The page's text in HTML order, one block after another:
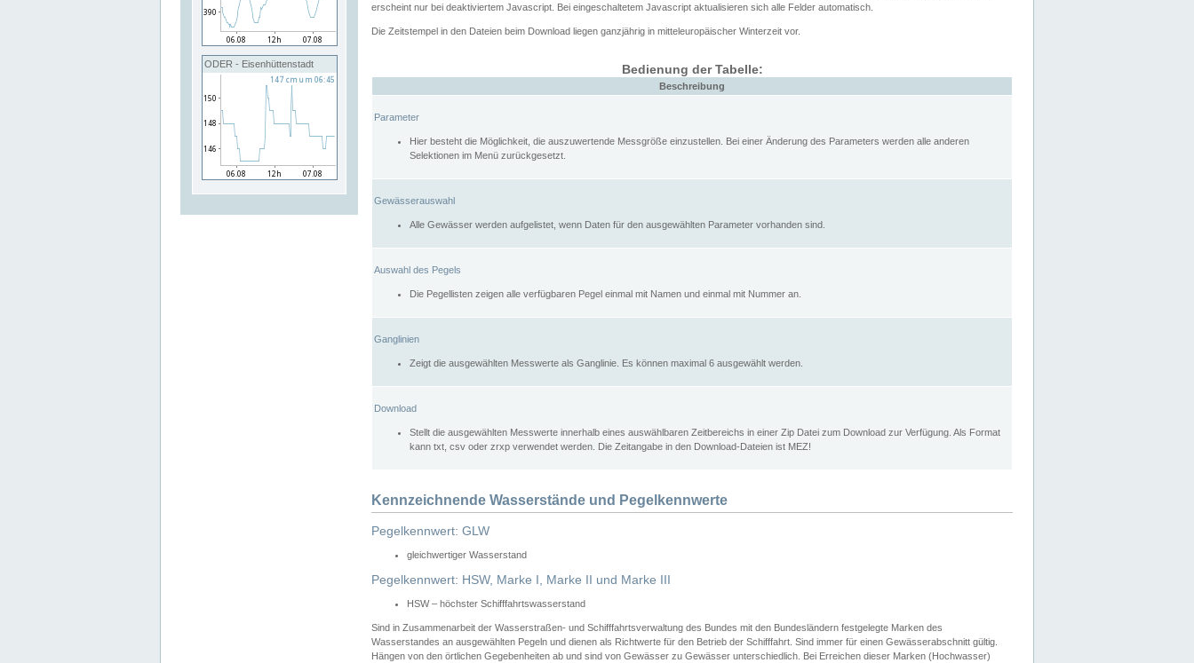
ODER - Eisenhüttenstadt
erscheint nur bei deaktiviertem Javascript. Bei eingeschaltetem Javascript aktualisieren sich alle Felder automatisch.
Die Zeitstempel in den Dateien beim Download liegen ganzjährig in mitteleuropäischer Winterzeit vor.
Bedienung der Tabelle:
Beschreibung
Parameter
Hier besteht die Möglichkeit, die auszuwertende Messgröße einzustellen. Bei einer Änderung des Parameters werden alle anderen
Selektionen im Menü zurückgesetzt.
Gewässerauswahl
Alle Gewässer werden aufgelistet, wenn Daten für den ausgewählten Parameter vorhanden sind.
Auswahl des Pegels
Die Pegellisten zeigen alle verfügbaren Pegel einmal mit Namen und einmal mit Nummer an.
Ganglinien
Zeigt die ausgewählten Messwerte als Ganglinie. Es können maximal 6 ausgewählt werden.
Download
Stellt die ausgewählten Messwerte innerhalb eines auswählbaren Zeitbereichs in einer Zip Datei zum Download zur Verfügung. Als Format
kann txt, csv oder zrxp verwendet werden. Die Zeitangabe in den Download-Dateien ist MEZ!
Kennzeichnende Wasserstände und Pegelkennwerte
Pegelkennwert: GLW
gleichwertiger Wasserstand
Pegelkennwert: HSW, Marke I, Marke II und Marke III
HSW – höchster Schifffahrtswasserstand
Sind in Zusammenarbeit der Wasserstraßen- und Schifffahrtsverwaltung des Bundes mit den Bundesländern festgelegte Marken des
Wasserstandes an ausgewählten Pegeln und dienen als Richtwerte für den Betrieb der Schifffahrt. Sind immer für einen Gewässerabschnitt gültig.
Hängen von den örtlichen Gegebenheiten ab und sind von Gewässer zu Gewässer unterschiedlich. Bei Erreichen dieser Marken (Hochwasser)